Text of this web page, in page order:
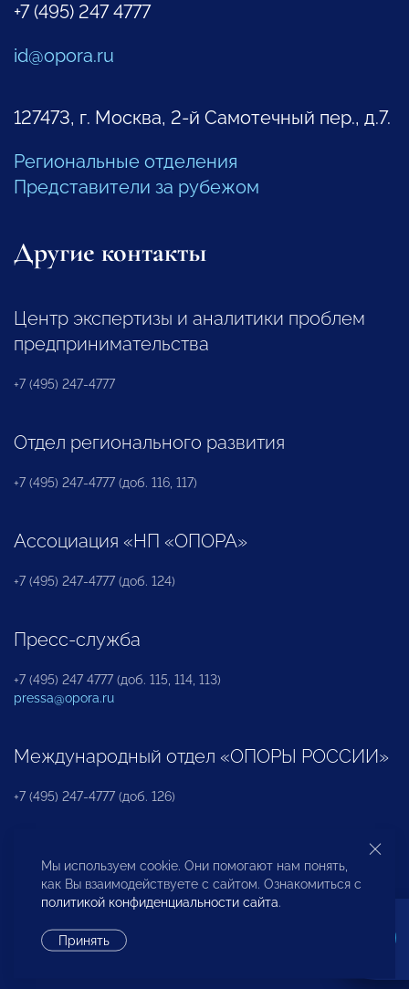
+7 (495) 247 4777
id@opora.ru
127473, г. Москва, 2-й Самотечный пер., д.7.
Региональные отделения
Представители за рубежом
Другие контакты
Центр экспертизы и аналитики проблем
предпринимательства
+7 (495) 247-4777
Отдел регионального развития
+7 (495) 247-4777 (доб. 116, 117)
Ассоциация «НП «ОПОРА»
+7 (495) 247-4777 (доб. 124)
Пресс-служба
+7 (495) 247 4777 (доб. 115, 114, 113)
pressa@opora.ru
Международный отдел «ОПОРЫ РОССИИ»
+7 (495) 247-4777 (доб. 126)
Бюро по защите прав предпринимателей и
инвесторов
Мы используем cookie. Они помогают нам понять,
как Вы взаимодействуете с сайтом. Ознакомиться с
политикой конфиденциальности сайта.
Принять